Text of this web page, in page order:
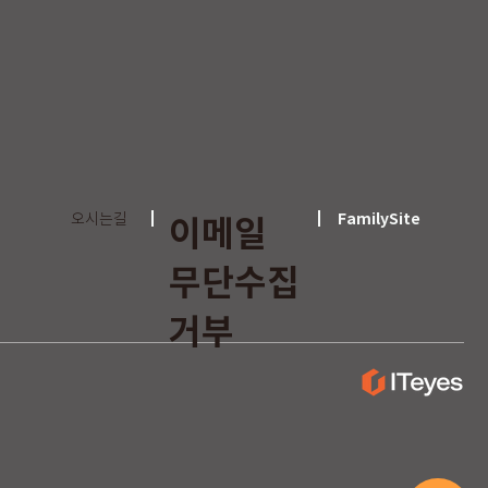
오시는길
이메일
무단수집
거부
FamilySite